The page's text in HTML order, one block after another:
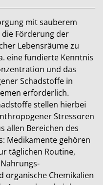
mit sauberem
Förderung der
Lebensräume zu
eine fundierte Kenntnis
und das
Schadstoffe in
erforderlich.
stellen hierbei
Stressoren
allen Bereichen des
Medikamente gehören
täglichen Routine,
organische Chemikalien